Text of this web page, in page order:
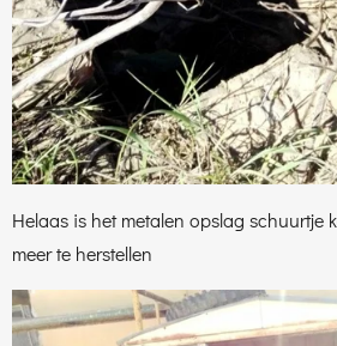
Helaas is het metalen opslag schuurtje
meer te herstellen